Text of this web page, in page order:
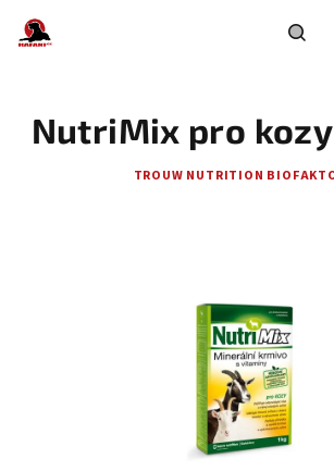
obsah
NutriMix pro
TROUW NUTRITION